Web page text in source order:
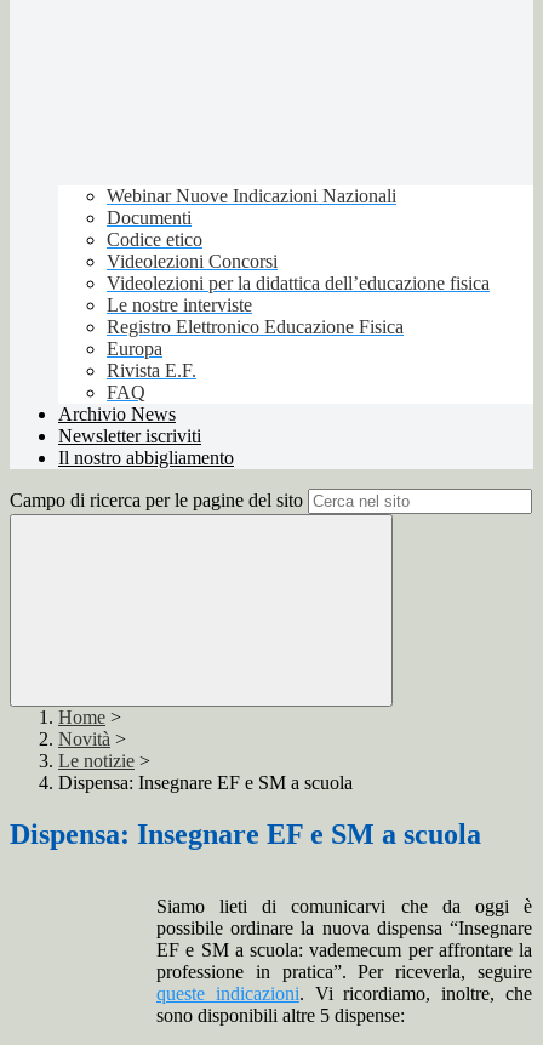
Webinar Nuove Indicazioni Nazionali
Documenti
Codice etico
Videolezioni Concorsi
Videolezioni per la didattica dell’educazione fisica
Le nostre interviste
Registro Elettronico Educazione Fisica
Europa
Rivista E.F.
FAQ
Archivio News
Newsletter iscriviti
Il nostro abbigliamento
Campo di ricerca per le pagine del sito
Home >
Novità >
Le notizie >
Dispensa: Insegnare EF e SM a scuola
Dispensa: Insegnare EF e SM a scuola
Siamo lieti di comunicarvi che da oggi è
possibile ordinare la nuova dispensa “Insegnare
EF e SM a scuola: vademecum per affrontare la
professione in pratica”. Per riceverla, seguire
queste indicazioni. Vi ricordiamo, inoltre, che
sono disponibili altre 5 dispense: